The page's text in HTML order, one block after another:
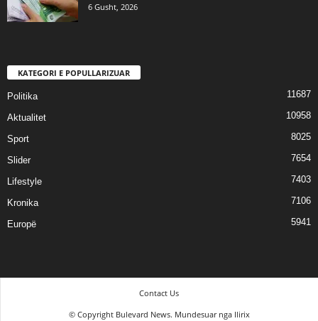
6 Gusht, 2026
KATEGORI E POPULLARIZUAR
Politika 11687
Aktualitet 10958
Sport 8025
Slider 7654
Lifestyle 7403
Kronika 7106
Europë 5941
Contact Us
© Copyright Bulevard News. Mundesuar nga Ilirix